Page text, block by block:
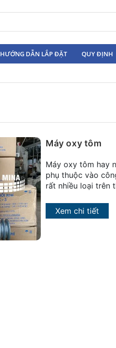
HƯỚNG DẪN LẮP ĐẶT QUY ĐỊNH
Máy oxy tôm
Máy oxy tôm hay
phụ thuộc vào
rất nhiều loại trên
Xem chi tiết